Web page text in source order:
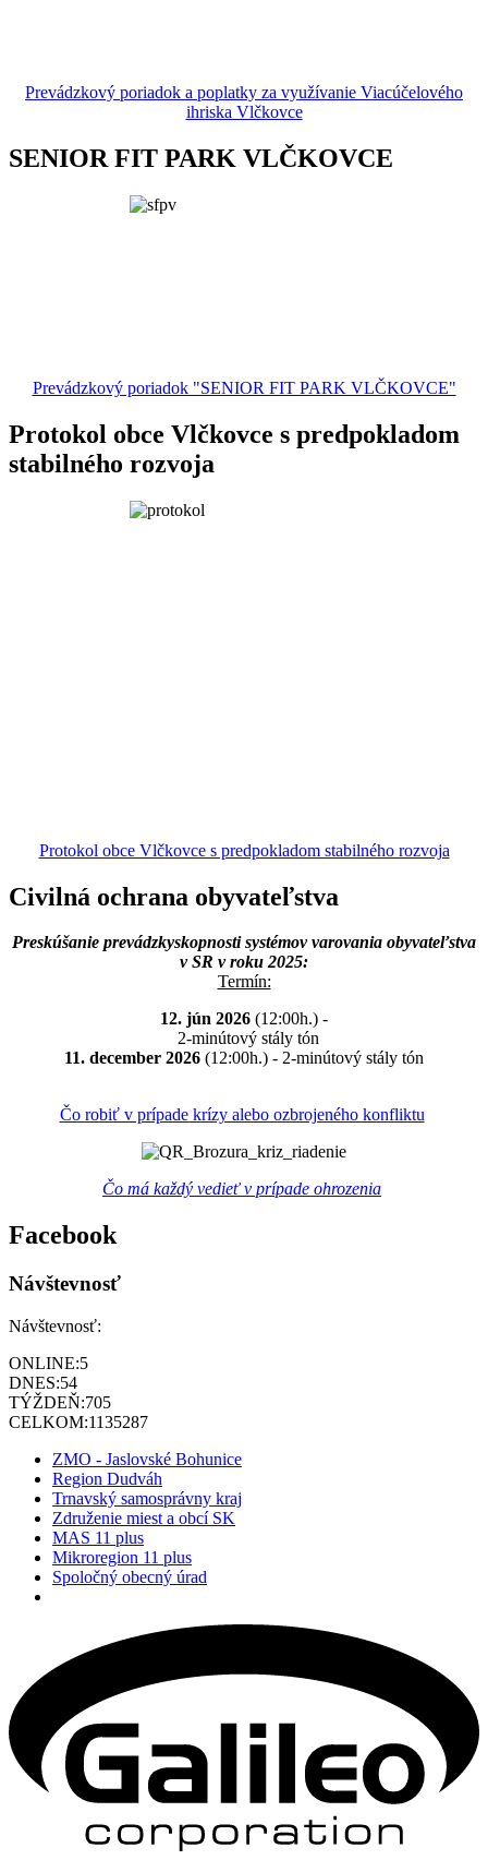
Prevádzkový poriadok a poplatky za využívanie Viacúčelového
ihriska Vlčkovce
SENIOR FIT PARK VLČKOVCE
Prevádzkový poriadok "SENIOR FIT PARK VLČKOVCE"
Protokol obce Vlčkovce s predpokladom
stabilného rozvoja
Protokol obce Vlčkovce s predpokladom stabilného rozvoja
Civilná ochrana obyvateľstva
Preskúšanie prevádzkyskopnosti systémov varovania obyvateľstva
v SR v roku 2025:
Termín:
12. jún 2026 (12:00h.) -
2-minútový stály tón
11. december 2026 (12:00h.) - 2-minútový stály tón
Čo robiť v prípade krízy alebo ozbrojeného konfliktu
Čo má každý vedieť v prípade ohrozenia
Facebook
Návštevnosť
Návštevnosť:
ONLINE:5
DNES:54
TÝŽDEŇ:705
CELKOM:1135287
ZMO - Jaslovské Bohunice
Region Dudváh
Trnavský samosprávny kraj
Združenie miest a obcí SK
MAS 11 plus
Mikroregion 11 plus
Spoločný obecný úrad